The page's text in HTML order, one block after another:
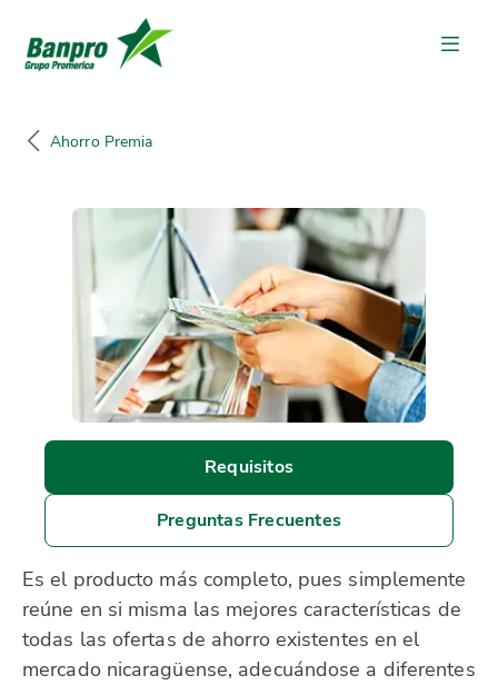
Es el producto más completo, pues simplemente
reúne en si misma las mejores características de
todas las ofertas de ahorro existentes en el
mercado nicaragüense, adecuándose a diferentes
Ahorro Premia
Requisitos
Preguntas Frecuentes